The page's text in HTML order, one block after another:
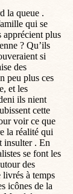
la queue .
qui se
apprécient plus
? Qu’ils
si
des
peu plus ces
et les
ils nient
cette
voir ce que
la réalité qui
insulter . En
se font les
des
à temps
icônes de la